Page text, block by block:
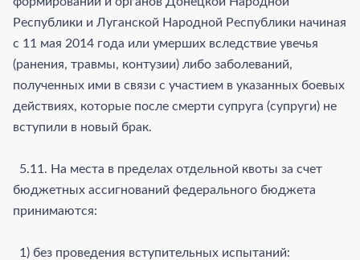
Республики и Луганской Народной Республики начиная
с 11 мая 2014 года или умерших вследствие увечья
(ранения, травмы, контузии) либо заболеваний,
полученных ими в связи с участием в указанных боевых
действиях, которые после смерти супруга (супруги) не
вступили в новый брак.
5.11. На места в пределах отдельной квоты за счет
бюджетных ассигнований федерального бюджета
принимаются:
1) без проведения вступительных испытаний: